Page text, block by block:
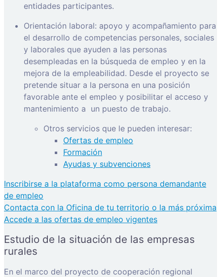
entidades participantes.
Orientación laboral: apoyo y acompañamiento para
el desarrollo de competencias personales, sociales
y laborales que ayuden a las personas
desempleadas en la búsqueda de empleo y en la
mejora de la empleabilidad. Desde el proyecto se
pretende situar a la persona en una posición
favorable ante el empleo y posibilitar el acceso y
mantenimiento a un puesto de trabajo.
Otros servicios que le pueden interesar:
Ofertas de empleo
Formación
Ayudas y subvenciones
Inscribirse a la plataforma como persona demandante
de empleo
Contacta con la Oficina de tu territorio o la más próxima
Accede a las ofertas de empleo vigentes
Estudio de la situación de las empresas
rurales
En el marco del proyecto de cooperación regional